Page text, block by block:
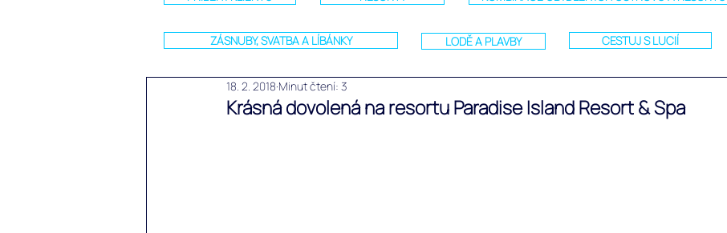
ZÁSNUBY, SVATBA A LÍBÁNKY LODĚ A PLAVBY CESTUJ S LUCIÍ
Krásná dovolená na resortu Paradise Island Resort & Spa
18. 2. 2018 Minut čtení: 3